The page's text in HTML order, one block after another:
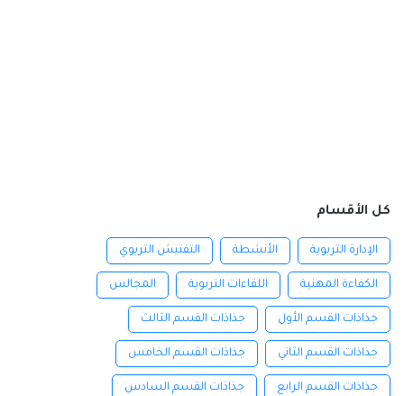
كل الأقسام
الإدارة التربوية الأنشطة التفتيش التربوي
الكفاءة المهنية اللقاءات التربوية المجالس
جذاذات القسم الأول جذاذات القسم الثالث
جذاذات القسم الثاني جذاذات القسم الخامس
جذاذات القسم الرابع جذاذات القسم السادس